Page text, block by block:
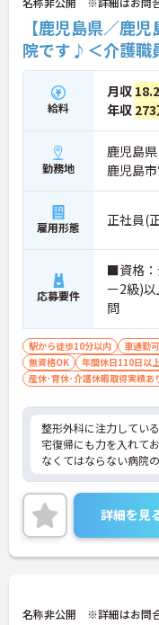
【鹿児島県／鹿
院です♪＜介護
給料
月収
年収
勤務地
鹿児島
鹿児島
雇用形態 正社員(
応募要件
■資格：
ー2級)
問
駅から徒歩10分以内 車通勤可
無資格OK
年間休日110日以
産休･育休･介護休暇取得実績あ
整形外科に注力してい
宅復帰にも力を入れて
なくてはならない病院の
また、法人運営として
健施設など幅広く包括
同院の強みでございま
ましたらお気軽にお問
詳細を見
名称非公開 ※詳細はお問